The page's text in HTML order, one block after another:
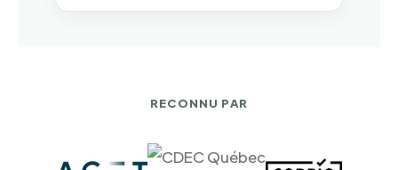
RECONNU PAR